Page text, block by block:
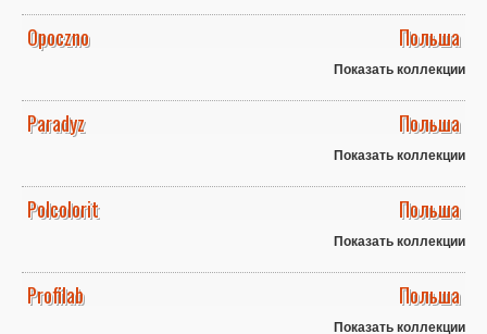
Opoczno Польша
Показать коллекции
Paradyz Польша
Показать коллекции
Polcolorit Польша
Показать коллекции
Profilab Польша
Показать коллекции